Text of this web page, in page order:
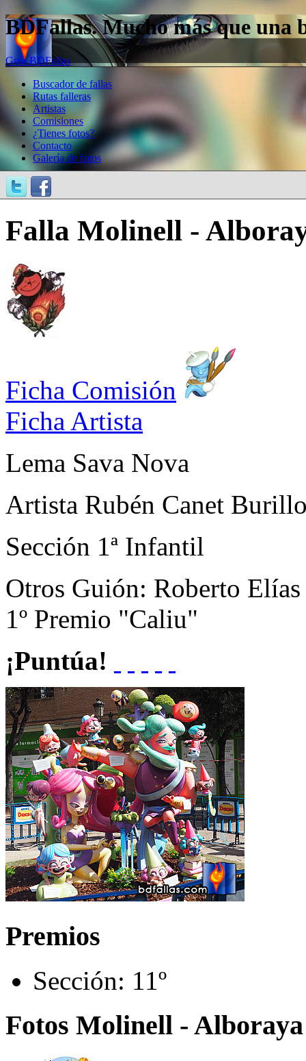
BDFallas. Mucho más que una
Guía BDFallas
Buscador de fallas
Rutas falleras
Artistas
Comisiones
¿Tienes fotos?
Contacto
Galería de fotos
Falla Molinell -
Ficha Comisión
Ficha Artista
Lema Sava Nova
Artista Rubén Canet
Sección 1ª Infantil
Otros Guión: Roberto Elías
1º Premio "Caliu"
¡Puntúa!
Premios
Sección: 11º
Fotos Molinell -